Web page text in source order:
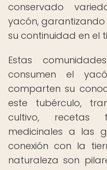
conservado
yacón,
su continuidad en el
Estas
consumen el
comparten su
este tubérculo,
cultivo, recetas
medicinales a las
conexión con la
naturaleza son